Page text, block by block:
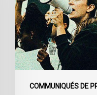
COMMUNIQUÉS DE
de
Toronto
ne
devrait
pas
interdire